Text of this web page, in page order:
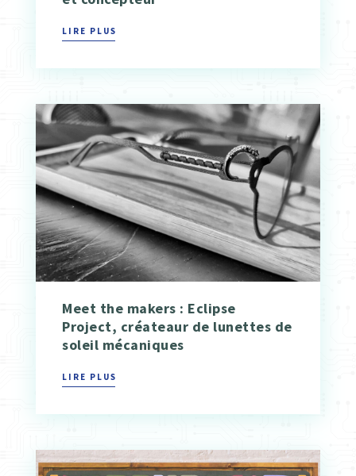
LIRE PLUS
Meet the makers : Eclipse
Project, créateaur de lunettes de
soleil mécaniques
LIRE PLUS